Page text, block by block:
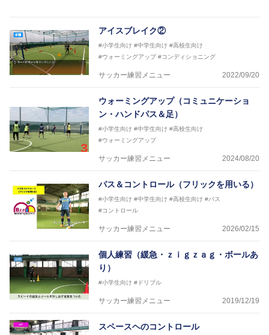
【指導歴】
FリーグU23選抜監督、ミャンマー女子フットサル代
表監督
日本サッカー協会フットサルインストラクター、AFC
（アジアサッカー連盟）フットサルインストラクター
JFA公認A級コーチジェネラルライセンス・JFA公認フ
ットサルB級コーチライセンス
横山 哲久
【指導歴】
ASV ペスカドーラ町田 監督、FC VIGORE 監督
【資格】
協会公認フットサルB級ライセンス
※全コーチボンフィンサッカースクール所属
アイスブレイク②
#小学生向け #中学生向け #高校生向け
#ウォーミングアップ #コンディショニング
サッカー練習メニュー 2022/09/20
ウォーミングアップ（コミュニケーショ
ン・ハンドパス＆足）
#小学生向け #中学生向け #高校生向け
#ウォーミングアップ
サッカー練習メニュー 2024/08/20
パス＆コントロール（フリックを用いる）
#小学生向け #中学生向け #高校生向け #パス
#コントロール
サッカー練習メニュー 2026/02/15
個人練習（緩急・ｚｉｇｚａｇ・ボールあ
り）
#小学生向け #ドリブル
サッカー練習メニュー 2019/12/19
スペースヘのコントロール